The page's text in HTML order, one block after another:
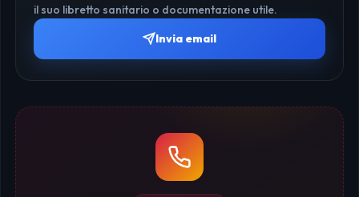
il suo libretto sanitario o documentazione utile.
Invia email